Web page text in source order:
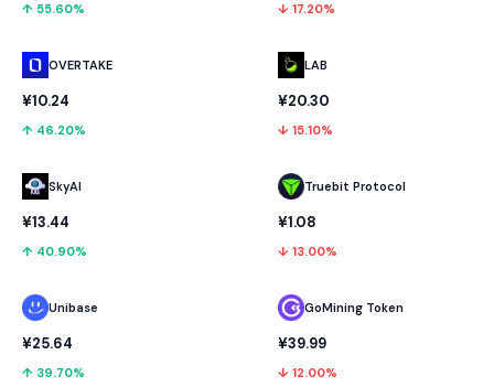
↑ 55.60%
OVERTAKE
¥10.24
↑ 46.20%
SkyAI
¥13.44
↑ 40.90%
Unibase
¥25.64
↑ 39.70%
↓ 17.20%
LAB
¥20.30
↓ 15.10%
Truebit Protocol
¥1.08
↓ 13.00%
GoMining Token
¥39.99
↓ 12.00%